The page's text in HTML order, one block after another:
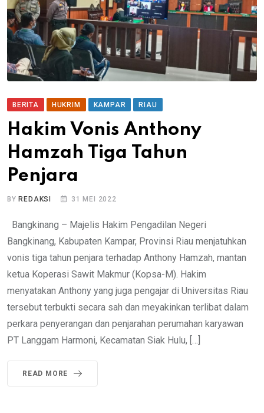
BERITA HUKRIM KAMPAR RIAU
Hakim Vonis Anthony
Hamzah Tiga Tahun
Penjara
BY REDAKSI 31 MEI 2022
Bangkinang – Majelis Hakim Pengadilan Negeri
Bangkinang, Kabupaten Kampar, Provinsi Riau menjatuhkan
vonis tiga tahun penjara terhadap Anthony Hamzah, mantan
ketua Koperasi Sawit Makmur (Kopsa-M). Hakim
menyatakan Anthony yang juga pengajar di Universitas Riau
tersebut terbukti secara sah dan meyakinkan terlibat dalam
perkara penyerangan dan penjarahan perumahan karyawan
PT Langgam Harmoni, Kecamatan Siak Hulu, […]
READ MORE